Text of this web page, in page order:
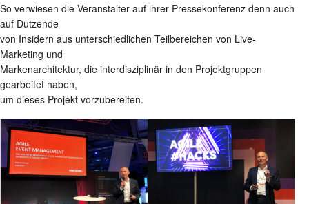
So verwiesen die Veranstalter auf ihrer Pressekonferenz denn auch
auf Dutzende
von Insidern aus unterschiedlichen Teilbereichen von Live-
Marketing und
Markenarchitektur, die interdisziplinär in den Projektgruppen
gearbeitet haben,
um dieses Projekt vorzubereiten.